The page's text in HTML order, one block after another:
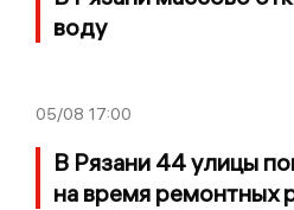
воду
05/08 17:00
В Рязани 44 улицы
на время ремонтных